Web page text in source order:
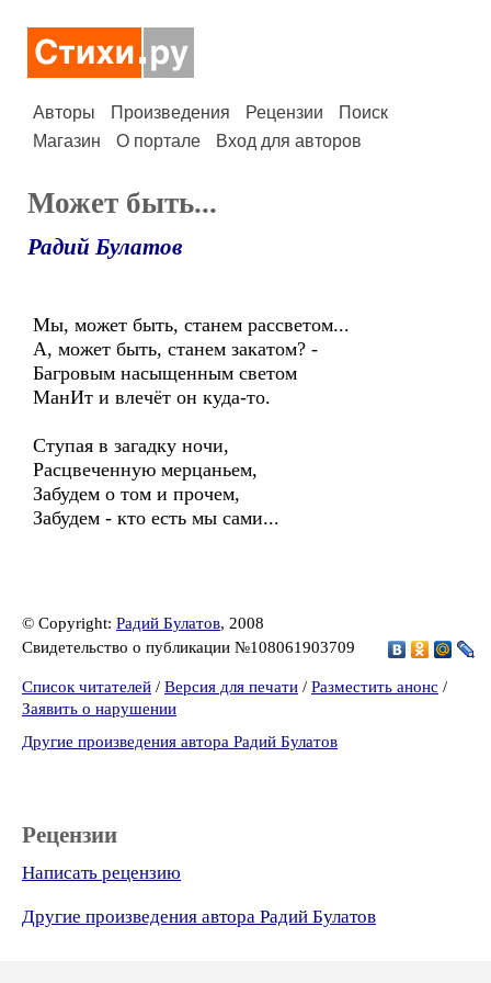
Авторы Произведения Рецензии
Поиск
Магазин
О портале Вход для авторов
Может быть...
Радий Булатов
Мы, может быть, станем рассветом...
А, может быть, станем закатом? -
Багровым насыщенным светом
МанИт и влечёт он куда-то.
Ступая в загадку ночи,
Расцвеченную мерцаньем,
Забудем о том и прочем,
Забудем - кто есть мы сами...
© Copyright: Радий Булатов, 2008
Свидетельство о публикации №108061903709
Список читателей / Версия для печати / Разместить анонс /
Заявить о нарушении
Другие произведения автора Радий Булатов
Рецензии
Написать рецензию
Другие произведения автора Радий Булатов